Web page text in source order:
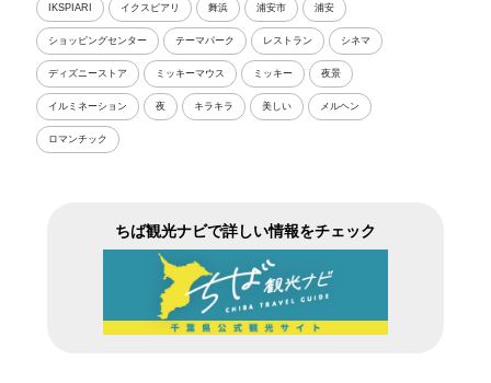
IKSPIARI イクスピアリ 舞浜 浦安市 浦安
ショッピングセンター テーマパーク レストラン シネマ
ディズニーストア ミッキーマウス ミッキー 夜景
イルミネーション 夜 キラキラ 美しい メルヘン
ロマンチック
ちば観光ナビで詳しい情報をチェック